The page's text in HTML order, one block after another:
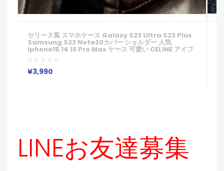
セリーヌ風 スマホケース Galaxy S23 Ultra S23 Plus
Samsung S22 Note20カバー ショルダー 人気
Iphone15 14 13 Pro Max ケース 可愛い CELINE アイフ
ォン13pro/xs Max 保護カバー バッグ風 エレガント
Galaxy S23 Ultra S22携帯ケース 大人 女子
¥3,990
LINEお友達募集